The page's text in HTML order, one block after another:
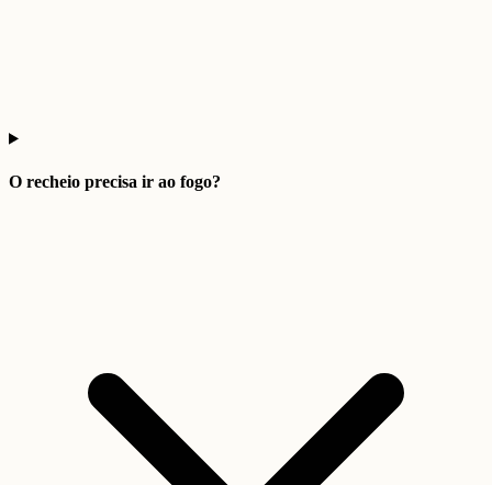
O recheio precisa ir ao fogo?